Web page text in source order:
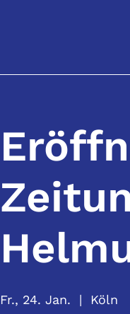
Fr., 24. Jan.
  |
Köln